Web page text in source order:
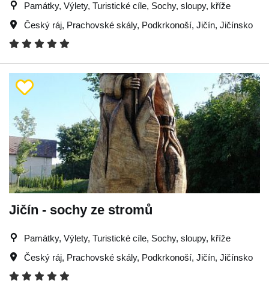
Památky, Výlety, Turistické cíle, Sochy, sloupy, kříže
Český ráj, Prachovské skály, Podkrkonoší, Jičín, Jičínsko
Jičín - sochy ze stromů
Památky, Výlety, Turistické cíle, Sochy, sloupy, kříže
Český ráj, Prachovské skály, Podkrkonoší, Jičín, Jičínsko